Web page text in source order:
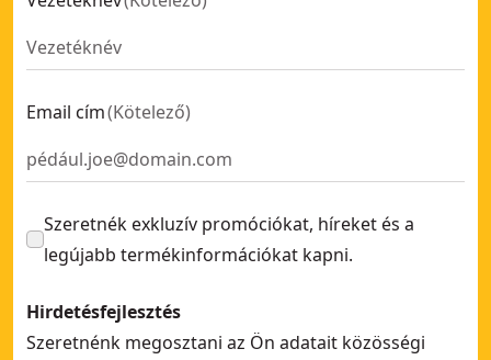
Email cím(Kötelező)
Szeretnék exkluzív promóciókat, híreket és a
legújabb termékinformációkat kapni.
Hirdetésfejlesztés
Szeretnénk megosztani az Ön adatait közösségi